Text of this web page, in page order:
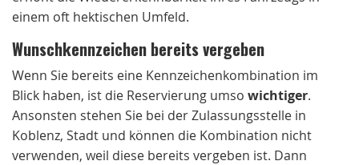
einem oft hektischen Umfeld.
Wunschkennzeichen bereits vergeben
Wenn Sie bereits eine Kennzeichenkombination im
Blick haben, ist die Reservierung umso wichtiger.
Ansonsten stehen Sie bei der Zulassungsstelle in
Koblenz, Stadt und können die Kombination nicht
verwenden, weil diese bereits vergeben ist. Dann